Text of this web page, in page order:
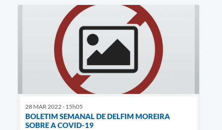
28 MAR 2022 - 15h05
BOLETIM SEMANAL DE DELFIM MOREIRA
SOBRE A COVID-19